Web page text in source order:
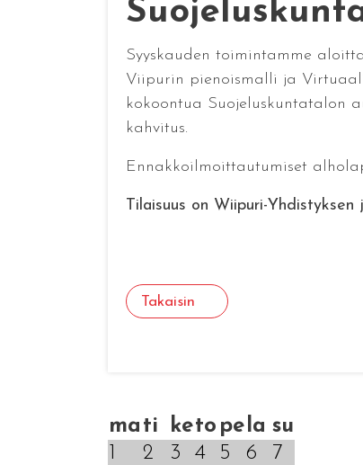
Syyskauden toimintamme
Viipurin pienoismalli ja
kokoontua Suojeluskuntatalon
kahvitus.
Ennakkoilmoittautumiset
Tilaisuus on Wiipuri-
Takaisin
ma ti keto pe la su
2 3 4 5 6
7